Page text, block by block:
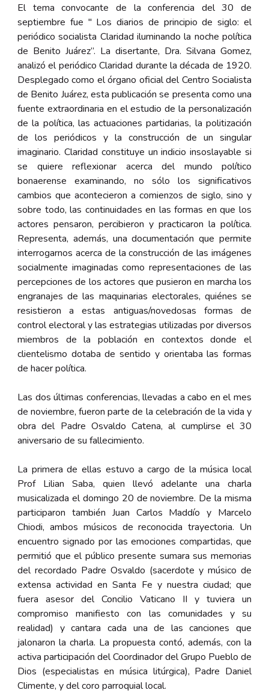
El tema convocante de la conferencia del 30 de
septiembre fue " Los diarios de principio de siglo: el
periódico socialista Claridad iluminando la noche política
de Benito Juárez”. La disertante, Dra. Silvana Gomez,
analizó el periódico Claridad durante la década de 1920.
Desplegado como el órgano oficial del Centro Socialista
de Benito Juárez, esta publicación se presenta como una
fuente extraordinaria en el estudio de la personalización
de la política, las actuaciones partidarias, la politización
de los periódicos y la construcción de un singular
imaginario. Claridad constituye un indicio insoslayable si
se quiere reflexionar acerca del mundo político
bonaerense examinando, no sólo los significativos
cambios que acontecieron a comienzos de siglo, sino y
sobre todo, las continuidades en las formas en que los
actores pensaron, percibieron y practicaron la política.
Representa, además, una documentación que permite
interrogarnos acerca de la construcción de las imágenes
socialmente imaginadas como representaciones de las
percepciones de los actores que pusieron en marcha los
engranajes de las maquinarias electorales, quiénes se
resistieron a estas antiguas/novedosas formas de
control electoral y las estrategias utilizadas por diversos
miembros de la población en contextos donde el
clientelismo dotaba de sentido y orientaba las formas
de hacer política.
Las dos últimas conferencias, llevadas a cabo en el mes
de noviembre, fueron parte de la celebración de la vida y
obra del Padre Osvaldo Catena, al cumplirse el 30
aniversario de su fallecimiento.
La primera de ellas estuvo a cargo de la música local
Prof Lilian Saba, quien llevó adelante una charla
musicalizada el domingo 20 de noviembre. De la misma
participaron también Juan Carlos Maddío y Marcelo
Chiodi, ambos músicos de reconocida trayectoria. Un
encuentro signado por las emociones compartidas, que
permitió que el público presente sumara sus memorias
del recordado Padre Osvaldo (sacerdote y músico de
extensa actividad en Santa Fe y nuestra ciudad; que
fuera asesor del Concilio Vaticano II y tuviera un
compromiso manifiesto con las comunidades y su
realidad) y cantara cada una de las canciones que
jalonaron la charla. La propuesta contó, además, con la
activa participación del Coordinador del Grupo Pueblo de
Dios (especialistas en música litúrgica), Padre Daniel
Climente, y del coro parroquial local.